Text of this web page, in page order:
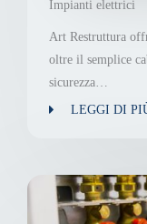
Impianti elettrici
Art Restruttura
oltre il semplice
sicurezza…
LEGGI DI